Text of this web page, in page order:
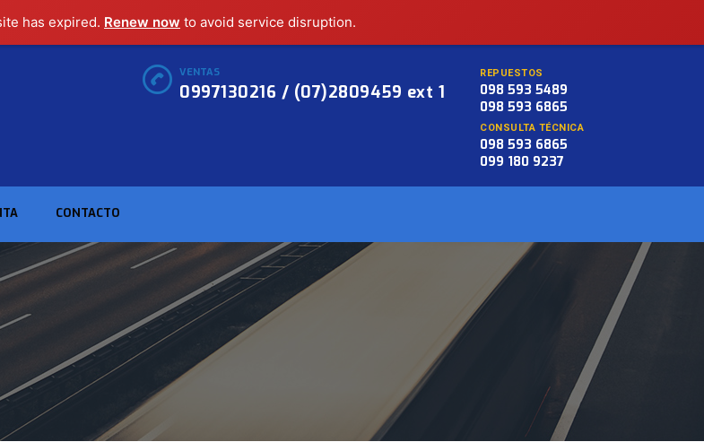
has expired. Renew now to avoid service disruption.
REPUESTOS
098 593 5489
098 593 6865
CONSULTA TÉCNICA
098 593 6865
099 180 9237
VENTAS
0997130216 / (07)2809459 ext 1
CONTACTO